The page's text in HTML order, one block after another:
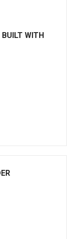
WITH